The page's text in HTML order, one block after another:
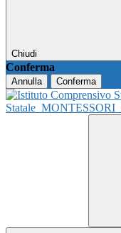
Chiudi
Conferma
Annulla Conferma
Statale MONTESSORI